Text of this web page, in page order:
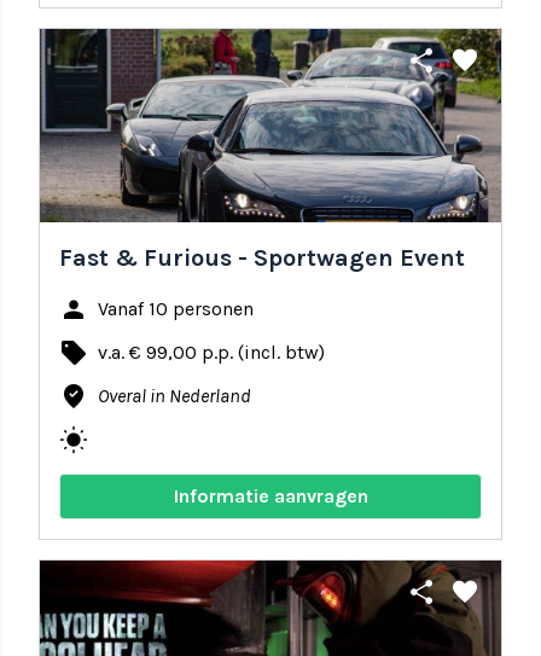
share favorite
Fast & Furious - Sportwagen Event
person Vanaf 10 personen
local_offer v.a. € 99,00 p.p. (incl. btw)
where_to_vote Overal in Nederland
wb_sunny
Informatie aanvragen
share favorite